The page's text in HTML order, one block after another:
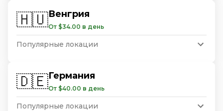
🇭🇺Венгрия
От $34.00 в день
Популярные локации
🇩🇪Германия
От $40.00 в день
Популярные локации